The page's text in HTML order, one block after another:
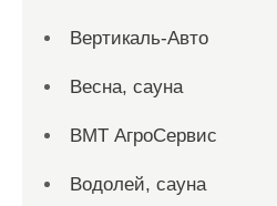
Вертикаль-Авто
Весна, сауна
ВМТ АгроСервис
Водолей, сауна